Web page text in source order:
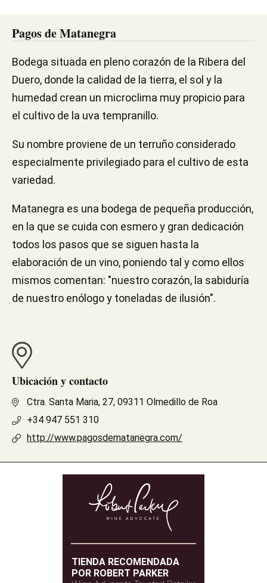
Pagos de Matanegra
Bodega situada en pleno corazón de la Ribera del
Duero, donde la calidad de la tierra, el sol y la
humedad crean un microclima muy propicio para
el cultivo de la uva tempranillo.
Su nombre proviene de un terruño considerado
especialmente privilegiado para el cultivo de esta
variedad.
Matanegra es una bodega de pequeña producción,
en la que se cuida con esmero y gran dedicación
todos los pasos que se siguen hasta la
elaboración de un vino, poniendo tal y como ellos
mismos comentan: "nuestro corazón, la sabiduría
de nuestro enólogo y toneladas de ilusión".
Ubicación y contacto
Ctra. Santa Maria, 27, 09311 Olmedillo de Roa
+34 947 551 310
http://www.pagosdematanegra.com/
TIENDA RECOMENDADA
POR ROBERT PARKER